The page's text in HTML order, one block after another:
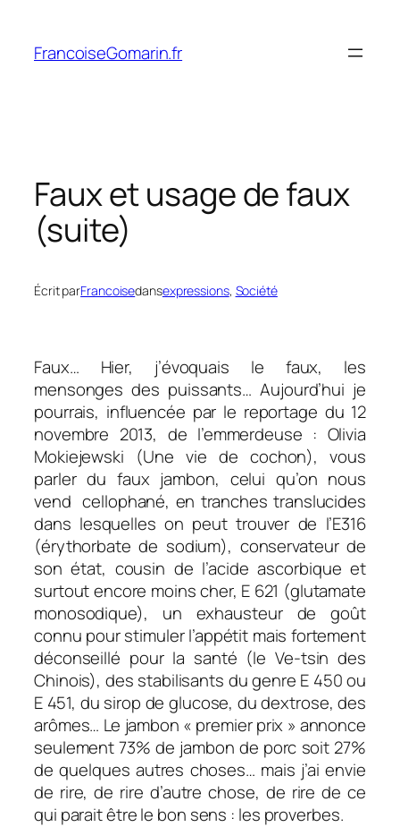
contenu
FrancoiseGomarin.fr
Faux et usage de faux
(suite)
Écrit parFrancoisedansexpressions, Société
Faux… Hier, j’évoquais le faux, les
mensonges des puissants… Aujourd’hui je
pourrais, influencée par le reportage du 12
novembre 2013, de l’emmerdeuse : Olivia
Mokiejewski (Une vie de cochon), vous
parler du faux jambon, celui qu’on nous
vend cellophané, en tranches translucides
dans lesquelles on peut trouver de l’E316
(érythorbate de sodium), conservateur de
son état, cousin de l’acide ascorbique et
surtout encore moins cher, E 621 (glutamate
monosodique), un exhausteur de goût
connu pour stimuler l’appétit mais fortement
déconseillé pour la santé (le Ve-tsin des
Chinois), des stabilisants du genre E 450 ou
E 451, du sirop de glucose, du dextrose, des
arômes… Le jambon « premier prix » annonce
seulement 73% de jambon de porc soit 27%
de quelques autres choses… mais j’ai envie
de rire, de rire d’autre chose, de rire de ce
qui parait être le bon sens : les proverbes.